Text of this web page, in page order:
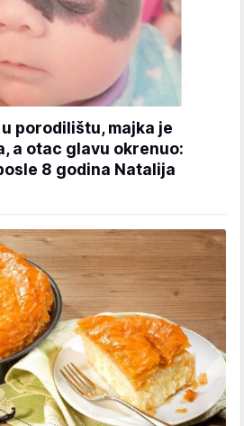
porodilištu, majka je
a otac glavu okrenuo:
8 godina Natalija